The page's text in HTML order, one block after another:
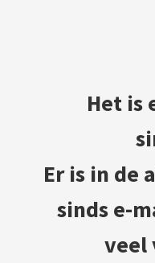
Het is
Er is in de
sinds e-
veel